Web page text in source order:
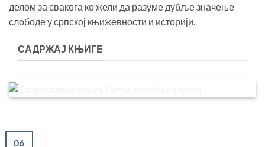
делом за свакога ко жели да разуме дубље значење
слободе у српској књижевности и историји.
САДРЖАЈ КЊИГЕ
06